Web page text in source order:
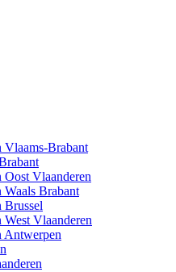
Vlaams-Brabant
Vlaanderen
Brabant
Brussel
Vlaanderen
Antwerpen